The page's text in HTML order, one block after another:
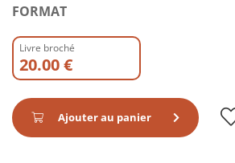
FORMAT
Livre broché
20.00 €
Ajouter au panier